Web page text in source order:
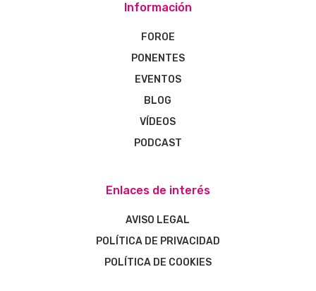
Información
FOROE
PONENTES
EVENTOS
BLOG
VÍDEOS
PODCAST
Enlaces de interés
AVISO LEGAL
POLÍTICA DE PRIVACIDAD
POLÍTICA DE COOKIES